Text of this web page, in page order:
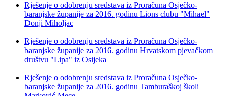
Rješenje o odobrenju sredstava iz Proračuna Osječko-
baranjske županije za 2016. godinu Lions clubu "Mihael"
Donji Miholjac
Rješenje o odobrenju sredstava iz Proračuna Osječko-
baranjske županije za 2016. godinu Hrvatskom pjevačkom
društvu "Lipa" iz Osijeka
Rješenje o odobrenju sredstava iz Proračuna Osječko-
baranjske županije za 2016. godinu Tamburaškoj školi